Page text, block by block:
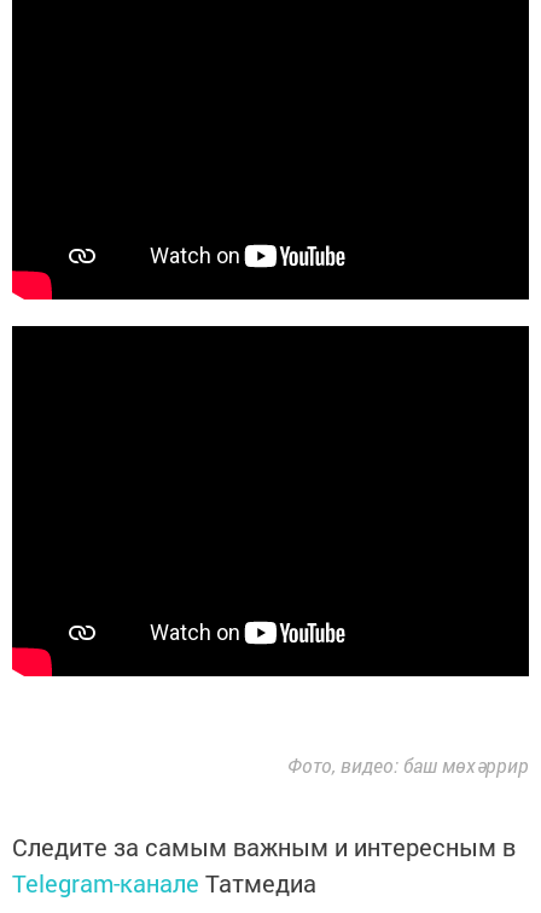
Фото, видео: баш мөхәррир
Следите за самым важным и интересным в
Telegram-канале Татмедиа